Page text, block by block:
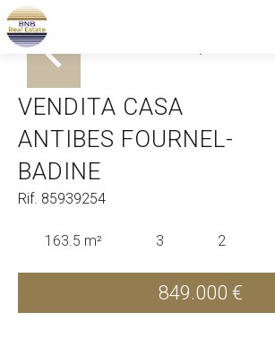
Antibes
VENDITA CASA
ANTIBES FOURNEL-
BADINE
Rif. 85939254
163.5 m² 3 2
849.000 €